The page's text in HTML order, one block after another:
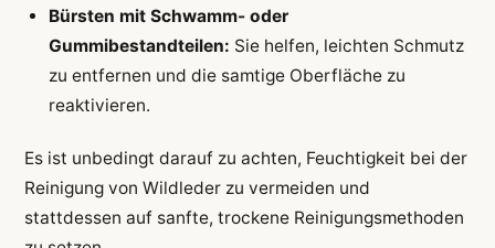
Bürsten mit Schwamm- oder
Gummibestandteilen: Sie helfen, leichten Schmutz
zu entfernen und die samtige Oberfläche zu
reaktivieren.
Es ist unbedingt darauf zu achten, Feuchtigkeit bei der
Reinigung von Wildleder zu vermeiden und
stattdessen auf sanfte, trockene Reinigungsmethoden